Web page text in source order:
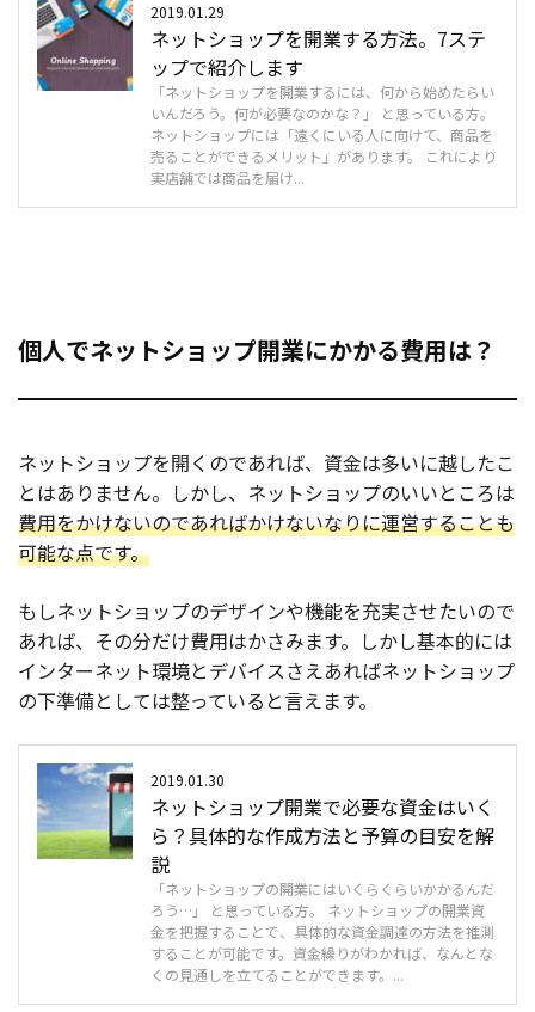
2019.01.29
ネットショップを開業する方法。7ステ
ップで紹介します
「ネットショップを開業するには、何から始めたらい
いんだろう。何が必要なのかな？」 と思っている方。
ネットショップには「遠くにいる人に向けて、商品を
売ることができるメリット」があります。 これにより
実店舗では商品を届け...
個人でネットショップ開業にかかる費用は？
ネットショップを開くのであれば、資金は多いに越したこ
とはありません。しかし、ネットショップのいいところは
費用をかけないのであればかけないなりに運営することも
可能な点です。
もしネットショップのデザインや機能を充実させたいので
あれば、その分だけ費用はかさみます。しかし基本的には
インターネット環境とデバイスさえあればネットショップ
の下準備としては整っていると言えます。
2019.01.30
ネットショップ開業で必要な資金はいく
ら？具体的な作成方法と予算の目安を解
説
「ネットショップの開業にはいくらくらいかかるんだ
ろう…」 と思っている方。 ネットショップの開業資
金を把握することで、具体的な資金調達の方法を推測
することが可能です。資金繰りがわかれば、なんとな
くの見通しを立てることができます。...